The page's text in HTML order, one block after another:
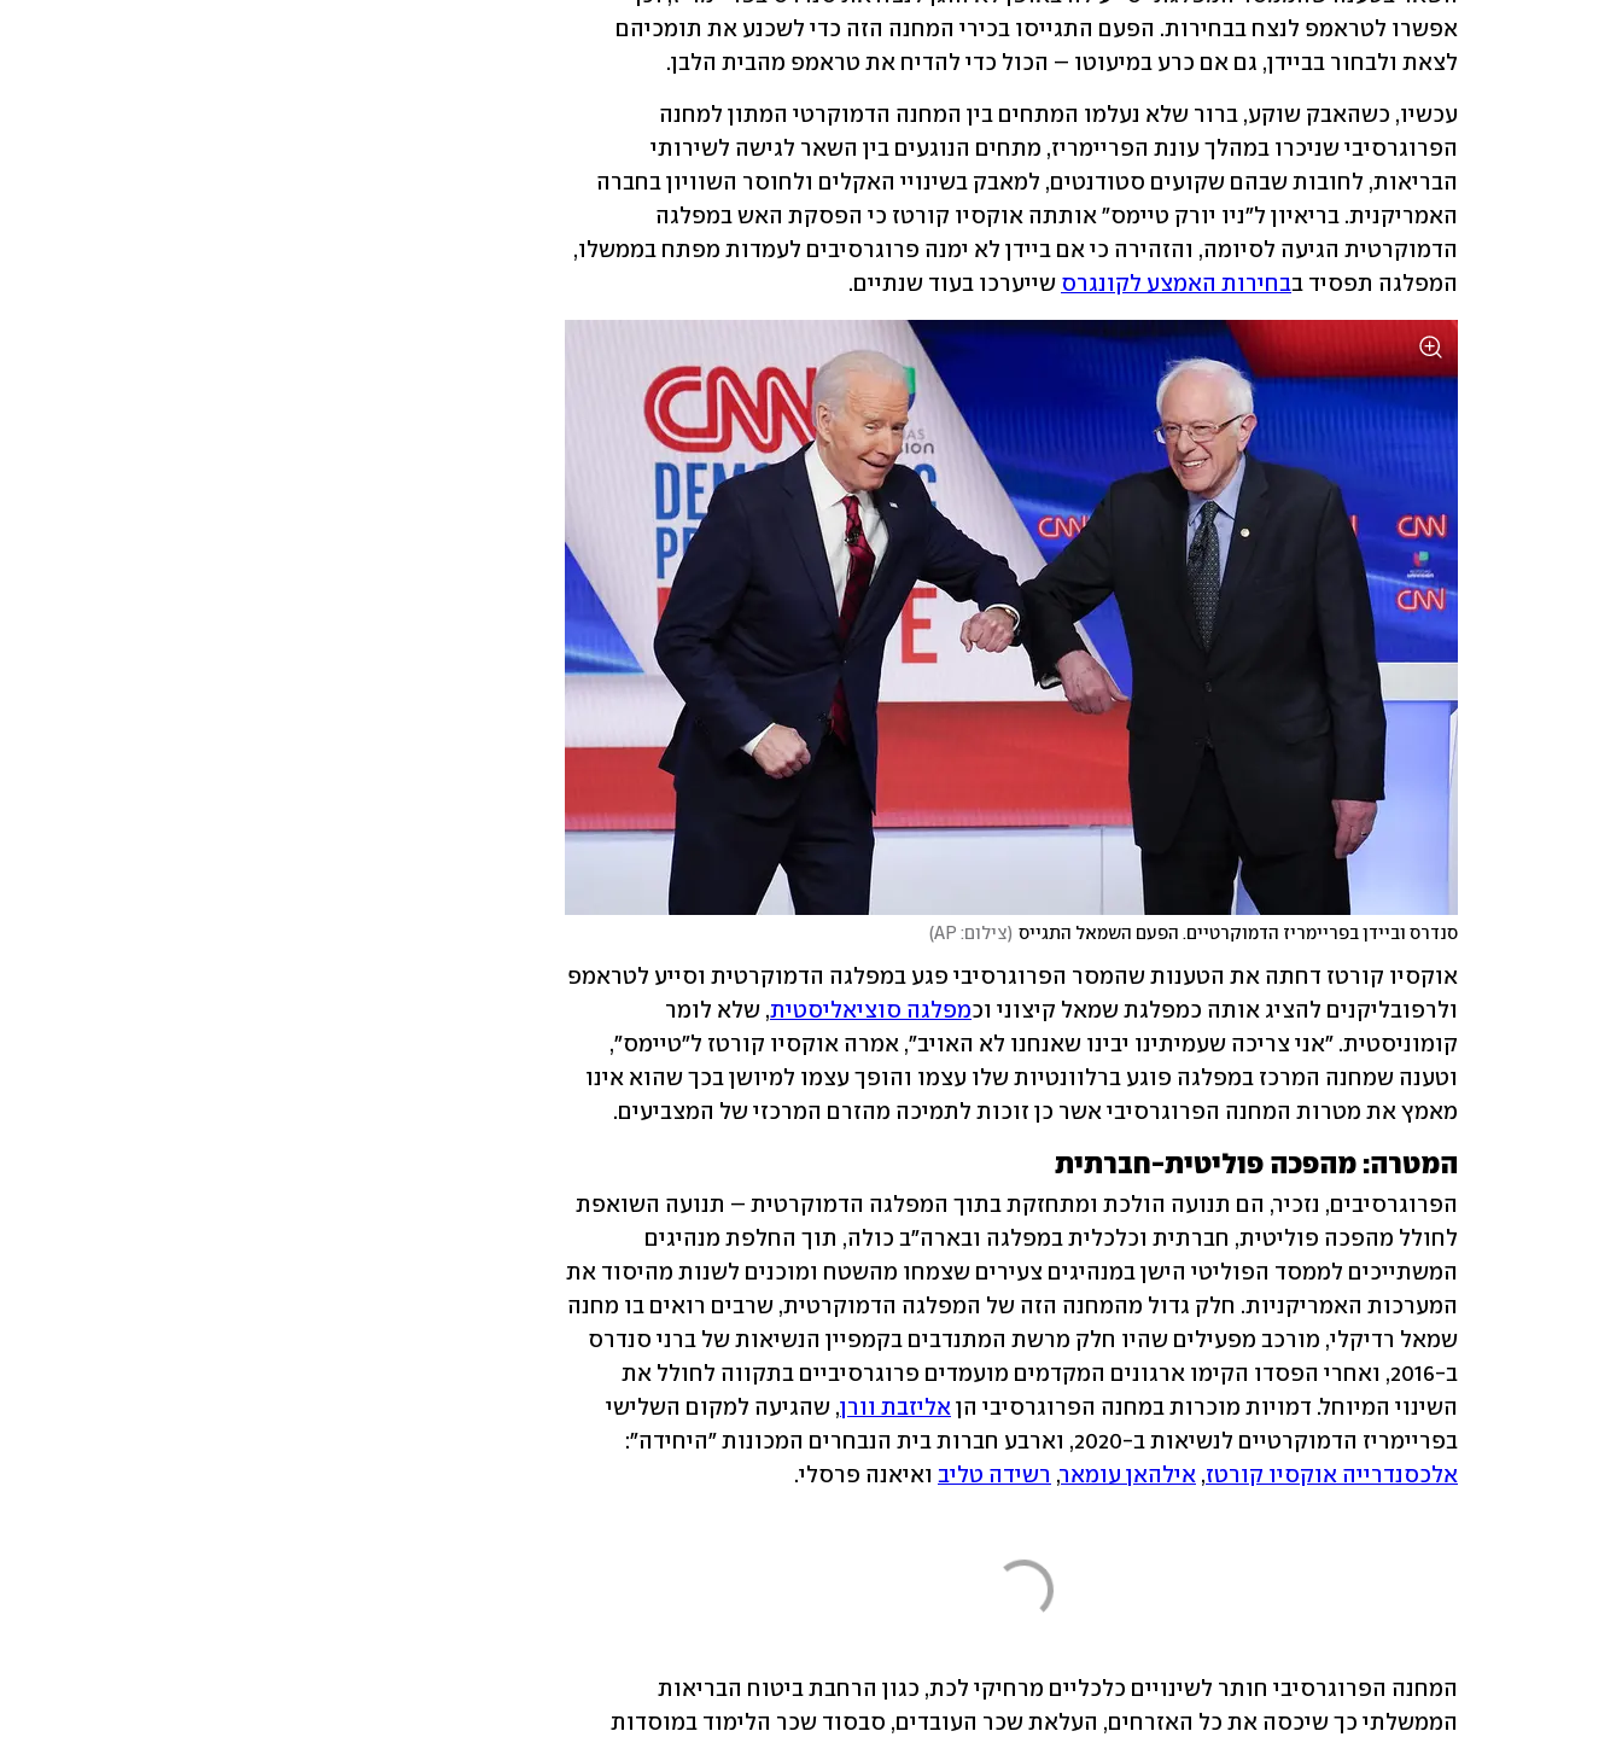
לצאת ולבחור בביידן, גם אם כרע במיעוטו – הכול כדי להדיח את טראמפ מהבית הלבן.
המפלגה תפסיד בבחירות האמצע לקונגרס שייערכו בעוד שנתיים.
סנדרס וביידן בפריימריז הדמוקרטיים. הפעם השמאל התגייס (צילום: AP )
ולרפובליקנים להציג אותה כמפלגת שמאל קיצוני וכמפלגה סוציאליסטית
מאמץ את מטרות המחנה הפרוגרסיבי אשר כן זוכות לתמיכה מהזרם המרכזי של המצביעים.
המטרה: מהפכה פוליטית-חברתית
השינוי המיוחל. דמויות מוכרות במחנה הפרוגרסיבי הן אליזבת וורן
בפריימריז הדמוקרטיים לנשיאות ב-2020, וארבע חברות בית הנבחרים המכונות "היחידה":
אלכסנדרייה אוקסיו קורטז, אילהאן עומאר, רשידה טליב ואיאנה פרסלי.